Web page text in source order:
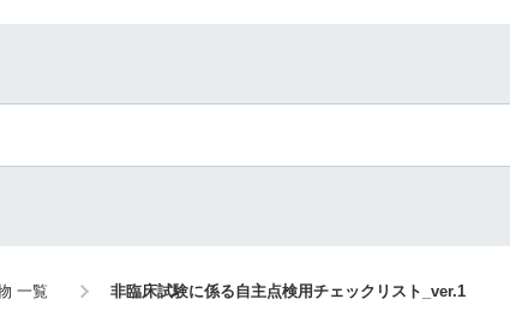
一覧 非臨床試験に係る自主点検用チェックリスト_ver.1